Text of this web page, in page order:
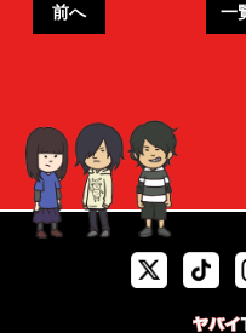
前へ 一